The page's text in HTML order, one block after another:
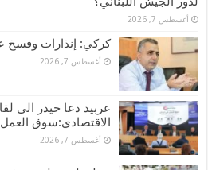
أغسطس 7, 2026
كركي: إنذارات وفسخ
أغسطس 7, 2026
عربيد دعا حيدر الى
الاقتصادي:سوق
أغسطس 7, 2026